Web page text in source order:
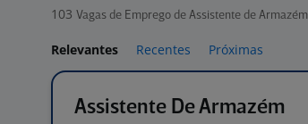
103 Vagas de Emprego de Assistente de Armazém
Relevantes Recentes Próximas
Assistente De Armazém